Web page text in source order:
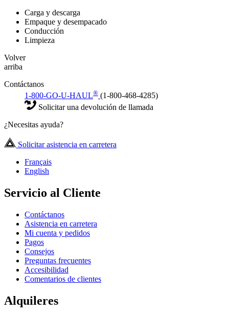
Carga y descarga
Empaque y desempacado
Conducción
Limpieza
Volver
arriba
Contáctanos
1-800-GO-U-HAUL® (1-800-468-4285)
Solicitar una devolución de llamada
¿Necesitas ayuda?
Solicitar asistencia en carretera
Français
English
Servicio al Cliente
Contáctanos
Asistencia en carretera
Mi cuenta y pedidos
Pagos
Consejos
Preguntas frecuentes
Accesibilidad
Comentarios de clientes
Alquileres